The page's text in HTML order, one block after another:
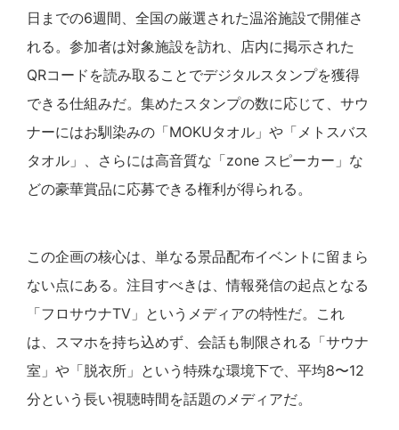
日までの6週間、全国の厳選された温浴施設で開催さ
れる。参加者は対象施設を訪れ、店内に掲示された
QRコードを読み取ることでデジタルスタンプを獲得
できる仕組みだ。集めたスタンプの数に応じて、サウ
ナーにはお馴染みの「MOKUタオル」や「メトスバス
タオル」、さらには高音質な「zone スピーカー」な
どの豪華賞品に応募できる権利が得られる。
この企画の核心は、単なる景品配布イベントに留まら
ない点にある。注目すべきは、情報発信の起点となる
「フロサウナTV」というメディアの特性だ。これ
は、スマホを持ち込めず、会話も制限される「サウナ
室」や「脱衣所」という特殊な環境下で、平均8〜12
分という長い視聴時間を話題のメディアだ。